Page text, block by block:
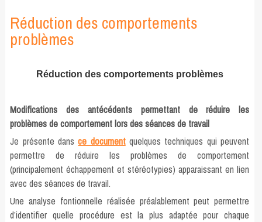
Réduction des comportements
problèmes
Réduction des comportements problèmes
Modifications des antécédents permettant de réduire les
problèmes de comportement lors des séances de travail
Je présente dansce documentquelques techniques qui peuvent
permettre de réduire les problèmes de comportement
(principalement échappement et stéréotypies) apparaissant en lien
avec des séances de travail.
Une analyse fontionnelle réalisée préalablement peut permettre
d’identifier quelle procédure est la plus adaptée pour chaque